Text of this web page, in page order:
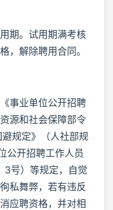
期。试用期满考核
，解除聘用合同。
事业单位公开招聘
源和社会保障部令
规定》（人社部规
公开招聘工作人员
3号）等规定，自觉
私舞弊，若有违反
应聘资格，并对相